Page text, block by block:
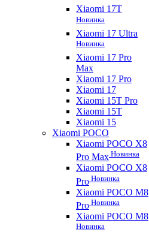
Xiaomi 17T
Новинка
Xiaomi 17 Ultra
Новинка
Xiaomi 17 Pro
Max
Xiaomi 17 Pro
Xiaomi 17
Xiaomi 15T Pro
Xiaomi 15T
Xiaomi 15
Xiaomi POCO
Xiaomi POCO X8
Pro Max Новинка
Xiaomi POCO X8
Pro Новинка
Xiaomi POCO M8
Pro Новинка
Xiaomi POCO M8
Новинка